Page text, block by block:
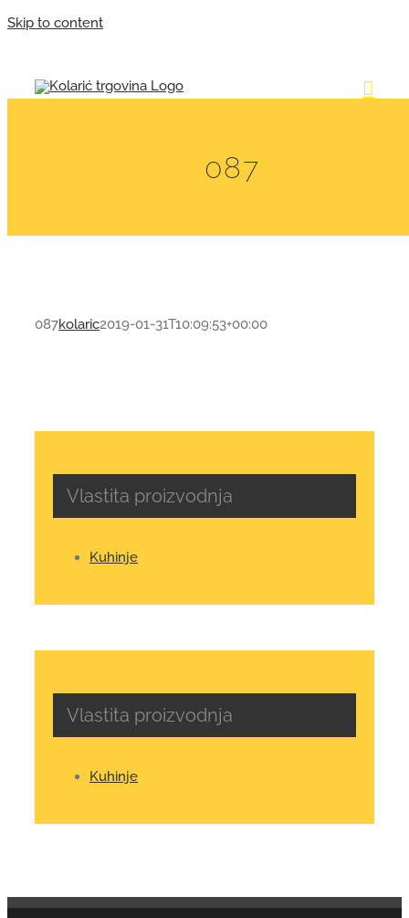
Skip to content
087
087kolaric2019-01-31T10:09:53+00:00
Vlastita proizvodnja
Kuhinje
Vlastita proizvodnja
Kuhinje